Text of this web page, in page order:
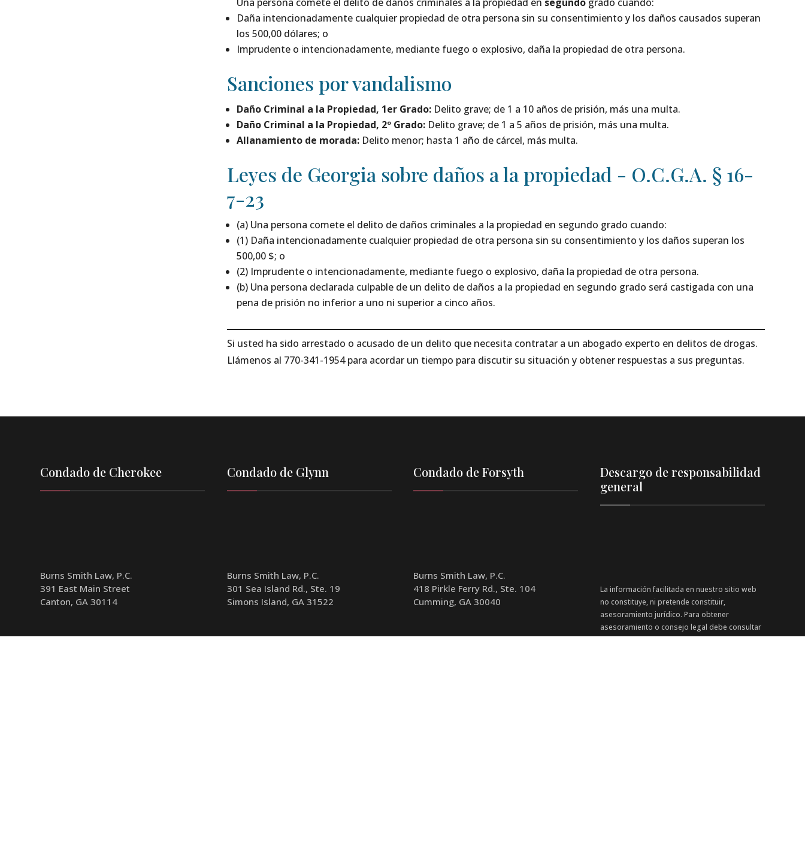
Daña intencionadamente cualquier propiedad de otra persona sin su consentimiento y los daños causados superan
los 500,00 dólares; o
Imprudente o intencionadamente, mediante fuego o explosivo, daña la propiedad de otra persona.
Sanciones por vandalismo
Daño Criminal a la Propiedad, 1er Grado:Delito grave; de 1 a 10 años de prisión, más una multa.
Daño Criminal a la Propiedad, 2º Grado:Delito grave; de 1 a 5 años de prisión, más una multa.
Allanamiento de morada:Delito menor; hasta 1 año de cárcel, más multa.
Leyes de Georgia sobre daños a la propiedad - O.C.G.A. § 16-
7-23
(a) Una persona comete el delito de daños criminales a la propiedad en segundo grado cuando:
(1) Daña intencionadamente cualquier propiedad de otra persona sin su consentimiento y los daños superan los
500,00 $; o
(2) Imprudente o intencionadamente, mediante fuego o explosivo, daña la propiedad de otra persona.
(b) Una persona declarada culpable de un delito de daños a la propiedad en segundo grado será castigada con una
pena de prisión no inferior a uno ni superior a cinco años.
Si usted ha sido arrestado o acusado de un delito que necesita contratar a un abogado experto en delitos de drogas.
Llámenos al 770-341-1954 para acordar un tiempo para discutir su situación y obtener respuestas a sus preguntas.
Condado de Cherokee
Burns Smith Law, P.C.
391 East Main Street
Canton, GA 30114
Condado de Glynn
Burns Smith Law, P.C.
301 Sea Island Rd., Ste. 19
Simons Island, GA 31522
Condado de Forsyth
Burns Smith Law, P.C.
418 Pirkle Ferry Rd., Ste. 104
Cumming, GA 30040
Descargo de responsabilidad
general
La información facilitada en nuestro sitio web
no constituye, ni pretende constituir,
asesoramiento jurídico. Para obtener
asesoramiento o consejo legal debe consultar
directamente con un abogado. Ponerse en